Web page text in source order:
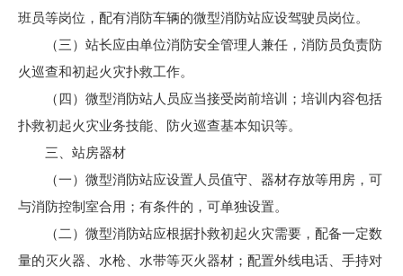
班员等岗位，配有消防车辆的微型消防站应设驾驶员岗位。
（三）站长应由单位消防安全管理人兼任，消防员负责防
火巡查和初起火灾扑救工作。
（四）微型消防站人员应当接受岗前培训；培训内容包括
扑救初起火灾业务技能、防火巡查基本知识等。
三、站房器材
（一）微型消防站应设置人员值守、器材存放等用房，可
与消防控制室合用；有条件的，可单独设置。
（二）微型消防站应根据扑救初起火灾需要，配备一定数
量的灭火器、水枪、水带等灭火器材；配置外线电话、手持对